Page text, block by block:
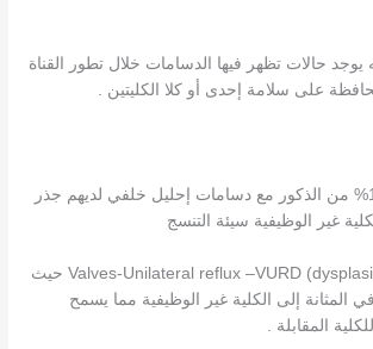
يوجد حالات تظهر فيها الدسامات خلال تطور القناة
على سلامة إحدى أو كلا الكليتين .
على سبيل المثال 15% من الذكور مع دسامات إحليل خلفي لديهم جذر
غير الوظيفية سيئة التنسج
ويدعى ذلك بتناذر Valves-Unilateral reflux –VURD (dysplasia) حيث
المثانة إلى الكلية غير الوظيفية مما يسمح
المقابلة .